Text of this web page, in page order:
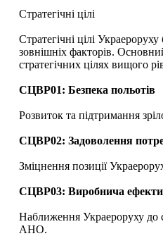
Стратегічні цілі
Стратегічні цілі
зовнішніх факторів.
стратегічних цілях вищого
СЦВР01: Безпека польотів
Розвиток та підтримання
СЦВР02: Задоволення
Зміцнення позиції
СЦВР03: Виробнича
Наближення Украероруху до
АНО.